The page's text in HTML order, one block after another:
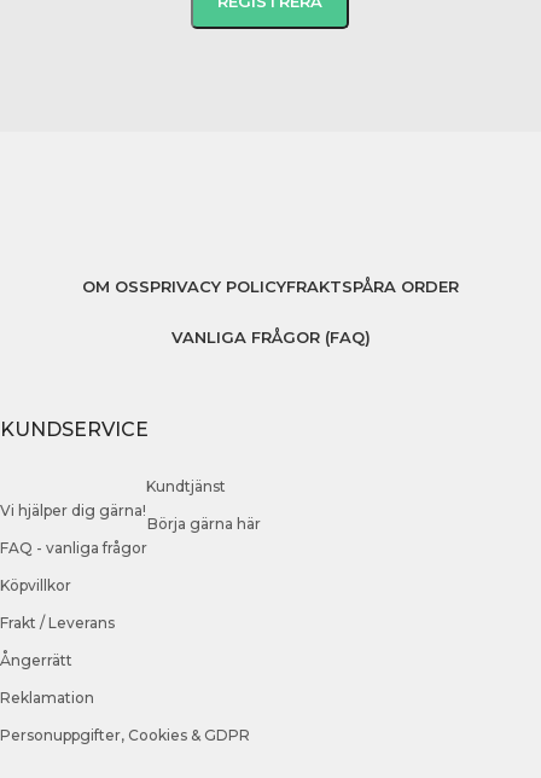
OM OSSPRIVACY POLICYFRAKTSPÅRA ORDER
VANLIGA FRÅGOR (FAQ)
KUNDSERVICE
Vi hjälper dig gärna!
Kundtjänst
FAQ - vanliga frågor
Börja gärna här
Köpvillkor
Frakt / Leverans
Ångerrätt
Reklamation
Personuppgifter, Cookies & GDPR